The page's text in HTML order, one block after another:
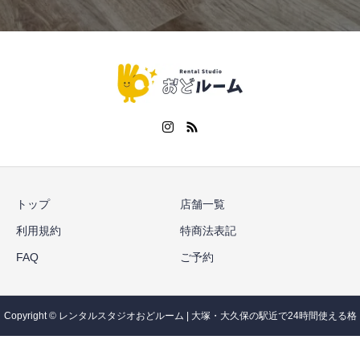
トップ 店舗一覧
利用規約 特商法表記
FAQ ご予約
Copyright © レンタルスタジオおどルーム | 大塚・大久保の駅近で24時間使える格